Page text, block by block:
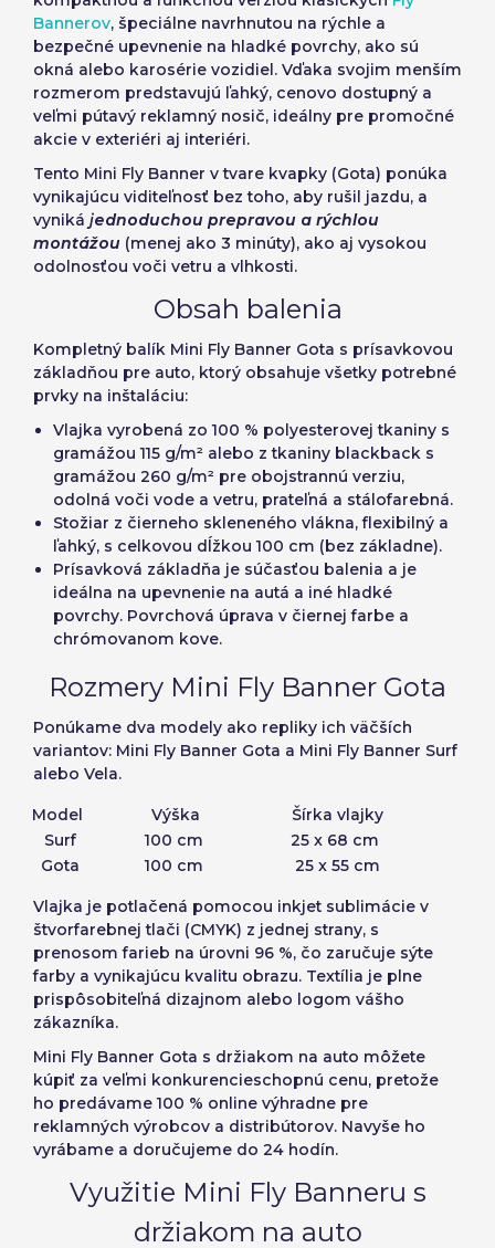
Prihláste sa
Používateľ (VAT):
Heslo:
Obnoviť heslo
Vytvoriť účet
Vyberte svoj jazyk
Español
English
Português
Français
Slovenija
Finnish
Slovenčina (Slovak)
Norway
Bannerov, špeciálne navrhnutou na rýchle a
bezpečné upevnenie na hladké povrchy, ako sú
okná alebo karosérie vozidiel. Vďaka svojim menším
rozmerom predstavujú ľahký, cenovo dostupný a
veľmi pútavý reklamný nosič, ideálny pre promočné
akcie v exteriéri aj interiéri.
Tento Mini Fly Banner v tvare kvapky (Gota) ponúka
vynikajúcu viditeľnosť bez toho, aby rušil jazdu, a
vyniká jednoduchou prepravou a rýchlou
montážou (menej ako 3 minúty), ako aj vysokou
odolnosťou voči vetru a vlhkosti.
Obsah balenia
Kompletný balík Mini Fly Banner Gota s prísavkovou
základňou pre auto, ktorý obsahuje všetky potrebné
prvky na inštaláciu:
Vlajka vyrobená zo 100 % polyesterovej tkaniny s
gramážou 115 g/m² alebo z tkaniny blackback s
gramážou 260 g/m² pre obojstrannú verziu,
odolná voči vode a vetru, prateľná a stálofarebná.
Stožiar z čierneho skleneného vlákna, flexibilný a
ľahký, s celkovou dĺžkou 100 cm (bez základne).
Prísavková základňa je súčasťou balenia a je
ideálna na upevnenie na autá a iné hladké
povrchy. Povrchová úprava v čiernej farbe a
chrómovanom kove.
Rozmery Mini Fly Banner Gota
Ponúkame dva modely ako repliky ich väčších
variantov: Mini Fly Banner Gota a Mini Fly Banner Surf
alebo Vela.
Model Výška
Šírka vlajky
Surf
100 cm
25 x 68 cm
Gota
100 cm 25 x 55 cm
Vlajka je potlačená pomocou inkjet sublimácie v
štvorfarebnej tlači (CMYK) z jednej strany, s
prenosom farieb na úrovni 96 %, čo zaručuje sýte
farby a vynikajúcu kvalitu obrazu. Textília je plne
prispôsobiteľná dizajnom alebo logom vášho
zákazníka.
Mini Fly Banner Gota s držiakom na auto môžete
kúpiť za veľmi konkurencieschopnú cenu, pretože
ho predávame 100 % online výhradne pre
reklamných výrobcov a distribútorov. Navyše ho
vyrábame a doručujeme do 24 hodín.
Využitie Mini Fly Banneru s
držiakom na auto
Precios por unidad
Jednotky
Jednotková cena
Añadiendo producto al carrito
Espera, por favor
Seleccionar número
de elementos a
diseñar
Zrušiť Pokračovať
Espere, por favor